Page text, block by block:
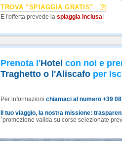
TROVA "SPIAGGIA GRATIS"
E l'offerta prevede la spiaggia inclusa!
Prenota l'Hotel con noi e
Traghetto o l'Aliscafo per
Per informazioni chiamaci al numero +39
Il tuo viaggio, la nostra missione:
*promozione valida su corse selezionate